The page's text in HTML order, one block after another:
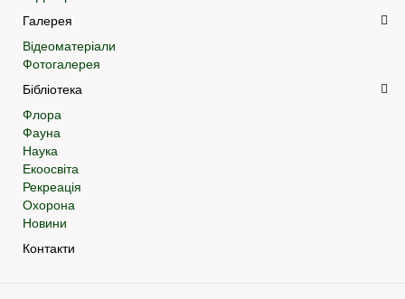
Галерея
Відеоматеріали
Фотогалерея
Бібліотека
Флора
Фауна
Наука
Екоосвіта
Рекреація
Охорона
Новини
Контакти